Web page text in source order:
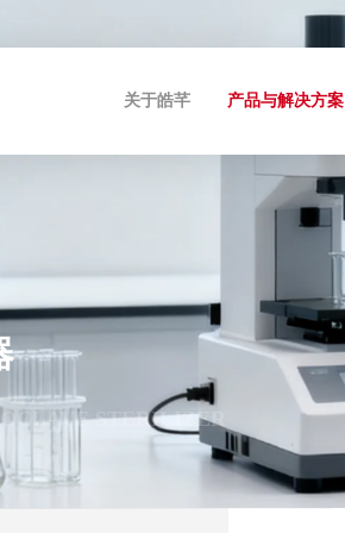
关于皓芊 产品与解决方案
STERILIZER